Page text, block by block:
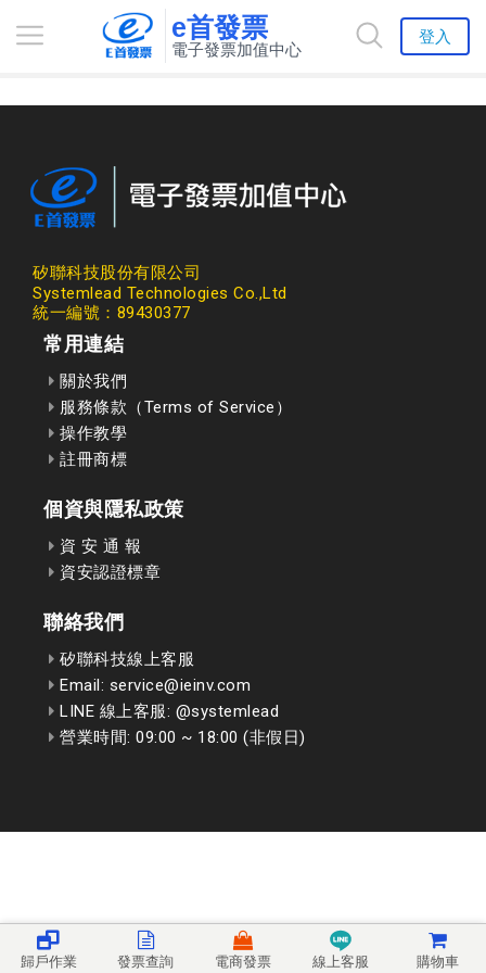
e首發票
電子發票加值中心
登入
歸戶作業 發票查詢 電商發票 線上客服 購物車
矽聯科技股份有限公司
Systemlead Technologies Co.,Ltd
統一編號：89430377
常用連結
關於我們
服務條款（Terms of Service）
操作教學
註冊商標
個資與隱私政策
資 安 通 報
資安認證標章
聯絡我們
矽聯科技線上客服
Email: service@ieinv.com
LINE 線上客服: @systemlead
營業時間: 09:00 ~ 18:00 (非假日)